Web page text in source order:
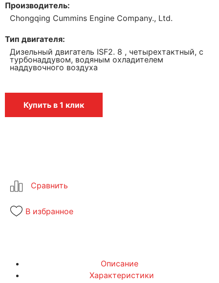
Производитель
Chongqing Cummins Engine Company., Ltd.
Тип двигателя
Дизельный двигатель ISF2. 8 , четырехтактный, с
турбонаддувом, водяным охладителем
наддувочного воздуха
Купить в 1 клик
В избранное
Описание
Характеристики